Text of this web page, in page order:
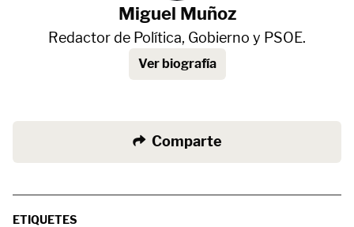
Miguel Muñoz
Redactor de Política, Gobierno y PSOE.
Ver biografía
Comparte
ETIQUETES